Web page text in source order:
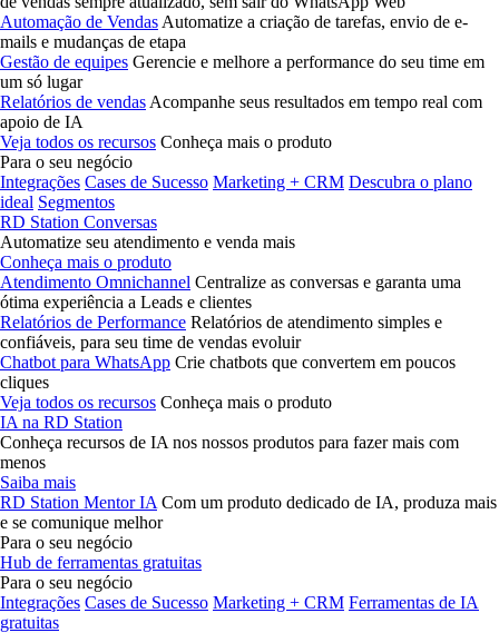
Automação de Vendas Automatize a criação de tarefas, envio de e-
mails e mudanças de etapa
Gestão de equipes Gerencie e melhore a performance do seu time em
um só lugar
Relatórios de vendas Acompanhe seus resultados em tempo real com
apoio de IA
Veja todos os recursos Conheça mais o produto
Para o seu negócio
Integrações Cases de Sucesso Marketing + CRM Descubra o plano
ideal Segmentos
RD Station Conversas
Automatize seu atendimento e venda mais
Conheça mais o produto
Atendimento Omnichannel Centralize as conversas e garanta uma
ótima experiência a Leads e clientes
Relatórios de Performance Relatórios de atendimento simples e
confiáveis, para seu time de vendas evoluir
Chatbot para WhatsApp Crie chatbots que convertem em poucos
cliques
Veja todos os recursos Conheça mais o produto
IA na RD Station
Conheça recursos de IA nos nossos produtos para fazer mais com
menos
Saiba mais
RD Station Mentor IA Com um produto dedicado de IA, produza mais
e se comunique melhor
Para o seu negócio
Hub de ferramentas gratuitas
Para o seu negócio
Integrações Cases de Sucesso Marketing + CRM Ferramentas de IA
gratuitas